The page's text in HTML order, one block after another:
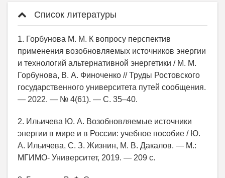
Список литературы
1. Горбунова М. М. К вопросу перспектив
применения возобновляемых источников энергии
и технологий альтернативной энергетики / М. М.
Горбунова, В. А. Финоченко // Труды Ростовского
государственного университета путей сообщения.
— 2022. — № 4(61). — С. 35–40.
2. Ильичева Ю. А. Возобновляемые источники
энергии в мире и в России: учебное пособие / Ю.
А. Ильичева, С. З. Жизнин, М. В. Дакалов. — М.:
МГИМО- Университет, 2019. — 209 с.